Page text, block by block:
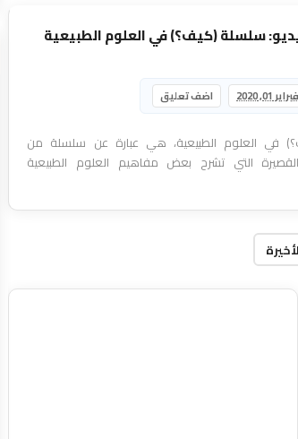
سلسلة (كيف؟) في العلوم الطبيعية
فبراير 01, 2020 اضف تعليق
في العلوم الطبيعية، هي عبارة عن سلسلة من
التي تشرح بعض مفاهيم العلوم الطبيعية